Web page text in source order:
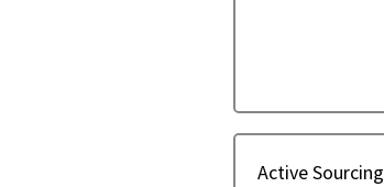
Active Sourcing